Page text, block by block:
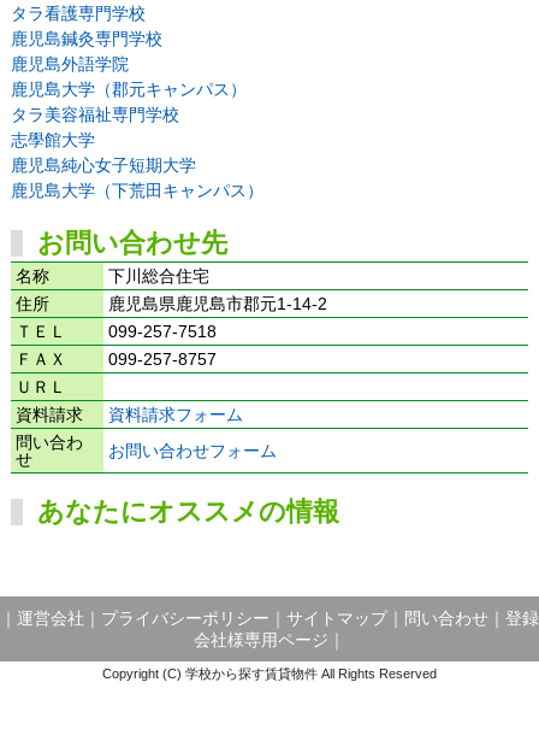
タラ看護専門学校
鹿児島鍼灸専門学校
鹿児島外語学院
鹿児島大学（郡元キャンパス）
タラ美容福祉専門学校
志學館大学
鹿児島純心女子短期大学
鹿児島大学（下荒田キャンパス）
お問い合わせ先
名称
下川総合住宅
住所
鹿児島県鹿児島市郡元1-14-2
ＴＥＬ
099-257-7518
ＦＡＸ
099-257-8757
ＵＲＬ
資料請求
資料請求フォーム
問い合わ
せ
お問い合わせフォーム
あなたにオススメの情報
運営会社 プライバシーポリシー サイトマップ｜ 問い合わせ
登録
会社様専用ページ
Copyright (C) 学校から探す賃貸物件 All Rights Reserved